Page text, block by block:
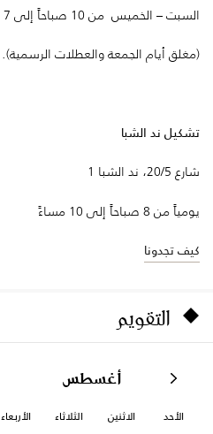
السبت – الخميس من 10 صباحاً إلى 7 مساءً
(مغلق أيام الجمعة والعطلات الرسمية).
تشكيل ند الشبا
شارع 20/5، ند الشبا 1
يومياً من 8 صباحاً إلى 10 مساءً
كيف تجدونا
التقويم
أغسطس
الأحد الاثنين الثلاثاء الأربعاء